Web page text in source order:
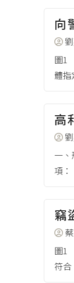
向
圖1
體
高
一
項：
竊
圖1
符